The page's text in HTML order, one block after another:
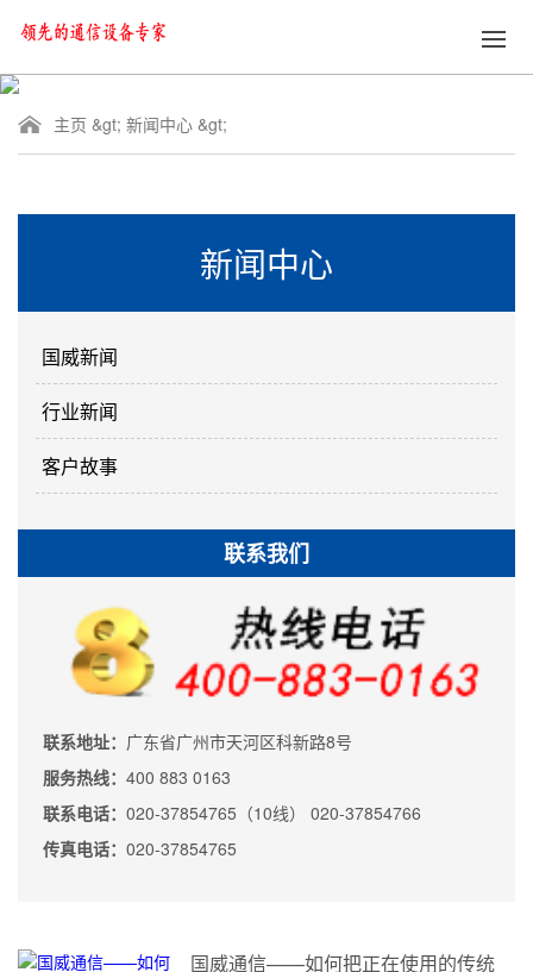
主页 &gt; 新闻中心 &gt;
新闻中心
国威新闻
行业新闻
客户故事
联系我们
联系地址： 广东省广州市天河区科新路8号
服务热线： 400 883 0163
联系电话： 020-37854765（10线） 020-37854766
传真电话： 020-37854765
国威通信——如何把正在使用的传统